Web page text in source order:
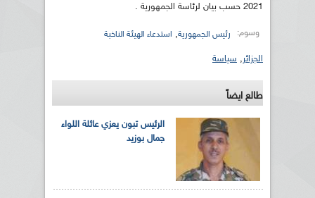
2021 حسب بيان لرئاسة الجمهورية .
وسوم: رئيس الجمهورية, استدعاء الهيئة الناخبة
الجزائر, سياسة
طالع ايضاً
الرئيس تبون يعزي عائلة اللواء
جمال بوزيد